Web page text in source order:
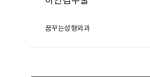
꿈꾸는성형외과